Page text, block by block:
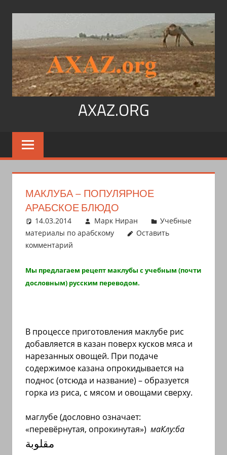
содержимому
AXAZ.ORG
Арабский
язык,
арамейский.
читать
арабском,
иврите
Поговорки
транскрипцией
арабском,
иврите
арамейском.
рецепты
новости
МАКЛУБА – ПОПУЛЯРНОЕ
АРАБСКОЕ БЛЮДО
14.03.2014 Марк Ниран
Учебные
материалы по арабскому
Оставить
комментарий
Мы предлагаем рецепт маклубы с учебным (почти
дословным) русским переводом.
В процессе приготовления маклубе рис
добавляется в казан поверх кусков мяса и
нарезанных овощей. При подаче
содержимое казана опрокидывается на
поднос (отсюда и название) – образуется
горка из риса, с мясом и овощами сверху.
маглубе (дословно означает:
«перевёрнутая, опрокинутая») маКлу:ба
مقلوبة